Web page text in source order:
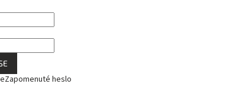
Zapomenuté heslo